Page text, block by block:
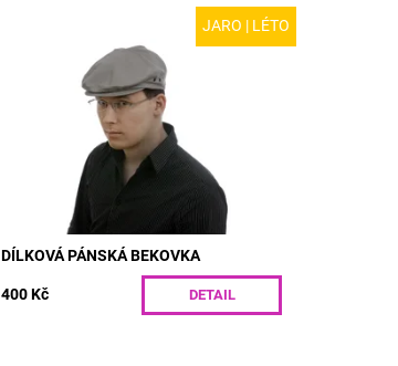
JARO | LÉTO
MODEL: R56 | Dílková pánská bekovka z
bavlny s ozdobným štepováním.
Jednoduchá a elegantní, vhodná pro
letní měsíce.Nevíte jakou velikost
Skladem
R56/55
DÍLKOVÁ PÁNSKÁ BEKOVKA
400 Kč DETAIL